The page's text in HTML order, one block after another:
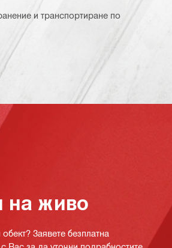
и транспортиране по
на живо
Заявете безплатна